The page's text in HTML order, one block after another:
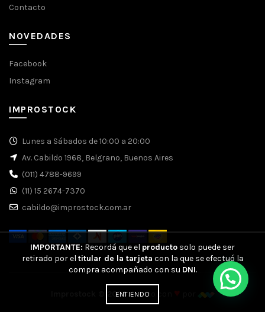
Contacto
NOVEDADES
Facebook
Instagram
IMPROSTOCK
Lunes a Sábados de 10:00 a 20:00
Av. Cabildo 1968, Belgrano, Buenos Aires
(011) 4788-9699
(11) 15 2674-7370
cabildo@improstock.com.ar
Improstock © 2026.Hecho con ♥
IMPORTANTE: Recordá que el producto solo puede ser
retirado por el titular de la tarjeta con la que se efectuó la
compra acompañado con su DNI.
ENTIENDO